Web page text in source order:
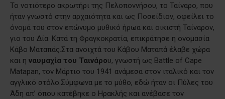
Το νοτιότερο ακρωτήρι της Πελοποννήσου, το Ταίναρο, που
ήταν γνωστό στην αρχαιότητα και ως Ποσείδιον, οφείλει το
όνομά του στον επώνυμο μυθικό ήρωα και οικιστή Ταίναρον,
γιο του Δία. Κατά τη Φραγκοκρατία, επικράτησε η ονομασία
Κάβο Ματαπάς.Στα ανοιχτά του Κάβου Ματαπά έλαβε χώρα
και η ναυμαχία του Ταινάρου, γνωστή ως Battle of Cape
Matapan, τον Μάρτιο του 1941 ανάμεσα στον ιταλικό και τον
αγγλικό στόλο.Σύμφωνα με το μύθο, εδώ ήταν οι Πύλες του
Άδη απ’ όπου κατέβηκε ο Ηρακλής και ανέβασε τον